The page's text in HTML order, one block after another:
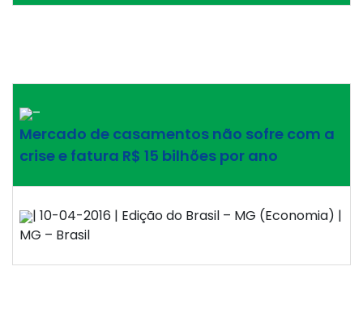
–
Mercado de casamentos não sofre com a
crise e fatura R$ 15 bilhões por ano
| 10-04-2016 | Edição do Brasil – MG (Economia) |
MG – Brasil